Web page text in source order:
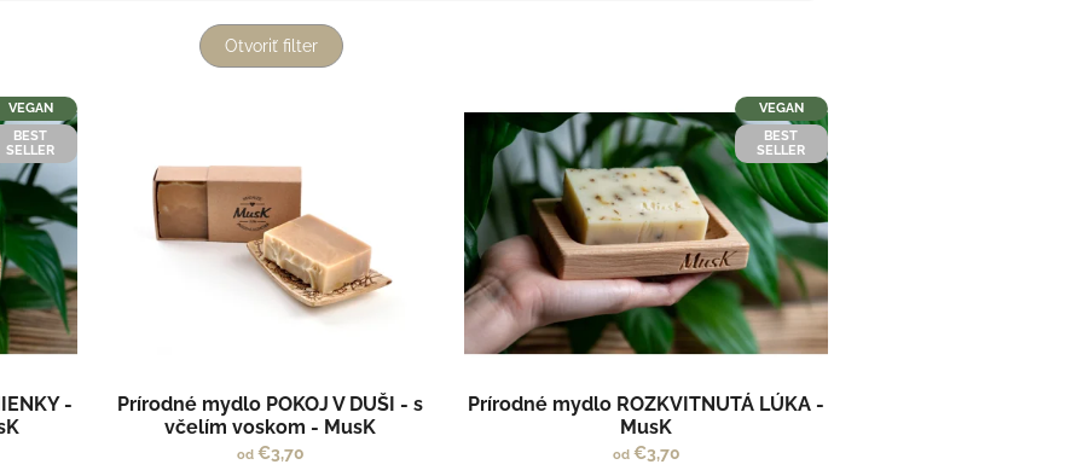
Otvoriť filter
VEGAN
BEST
SELLER
-
Prírodné mydlo POKOJ V DUŠI - s
včelím voskom - MusK
od€3,70
VEGAN
BEST
SELLER
Prírodné mydlo ROZKVITNUTÁ LÚKA -
MusK
od€3,70